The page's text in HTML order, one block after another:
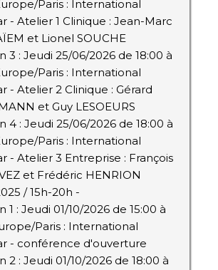
Paris : International
- Atelier 1 Clinique : Jean-Marc
et Lionel SOUCHE
3 : Jeudi 25/06/2026 de 18:00 à
Paris : International
- Atelier 2 Clinique : Gérard
et Guy LESOEURS
4 : Jeudi 25/06/2026 de 18:00 à
Paris : International
- Atelier 3 Entreprise : François
et Frédéric HENRION
/ 15h-20h -
1 : Jeudi 01/10/2026 de 15:00 à
Paris : International
- conférence d'ouverture
2 : Jeudi 01/10/2026 de 18:00 à